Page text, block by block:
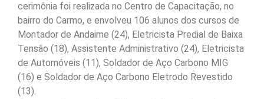
cerimônia foi realizada no Centro de Capacitação, no
bairro do Carmo, e envolveu 106 alunos dos cursos de
Montador de Andaime (24), Eletricista Predial de Baixa
Tensão (18), Assistente Administrativo (24), Eletricista
de Automóveis (11), Soldador de Aço Carbono MIG
(16) e Soldador de Aço Carbono Eletrodo Revestido
(13).